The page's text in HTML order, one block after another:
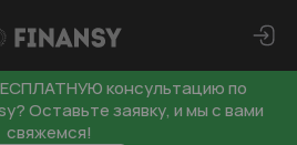
консультацию по
Оставьте заявку, и мы с вами
свяжемся!